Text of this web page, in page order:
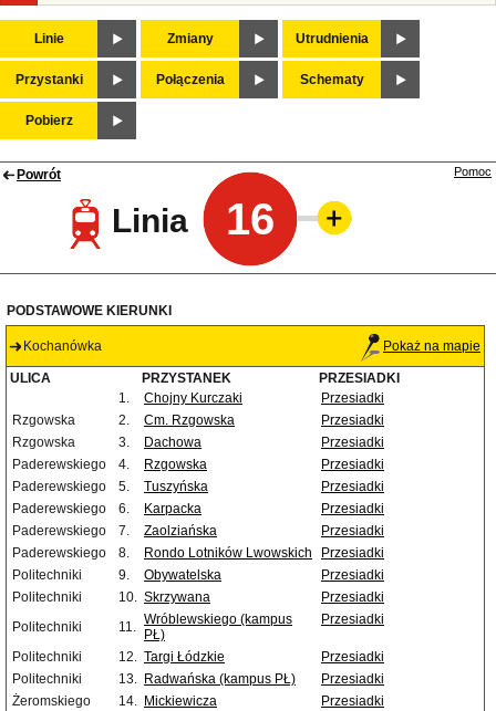
Linie Zmiany Utrudnienia
Przystanki Połączenia Schematy
Pobierz
Powrót
Linia 16
Pomoc
PODSTAWOWE KIERUNKI
Kochanówka Pokaż na mapie
ULICA PRZYSTANEK
PRZESIADKI
1.
Chojny Kurczaki
Przesiadki
Rzgowska
2. Cm. Rzgowska
Przesiadki
Rzgowska
3. Dachowa
Przesiadki
Paderewskiego
4. Rzgowska
Przesiadki
Paderewskiego
5. Tuszyńska
Przesiadki
Paderewskiego
6. Karpacka
Przesiadki
Paderewskiego
7. Zaolziańska
Przesiadki
Paderewskiego
8. Rondo Lotników Lwowskich
Przesiadki
Politechniki
9. Obywatelska
Przesiadki
Politechniki
10. Skrzywana
Przesiadki
Politechniki
11. Wróblewskiego (kampus
PŁ)
Przesiadki
Politechniki 12. Targi Łódzkie
Przesiadki
Politechniki
13. Radwańska (kampus PŁ)
Przesiadki
Żeromskiego
14. Mickiewicza
Przesiadki